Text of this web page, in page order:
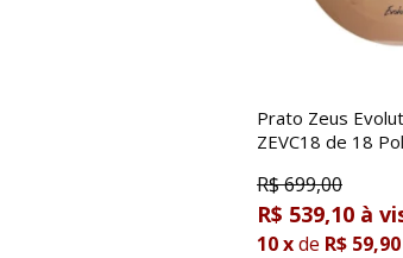
Prato Zeus
ZEVC18 de 18
R$699,00
R$ 539,10
10xde R$ 59,90